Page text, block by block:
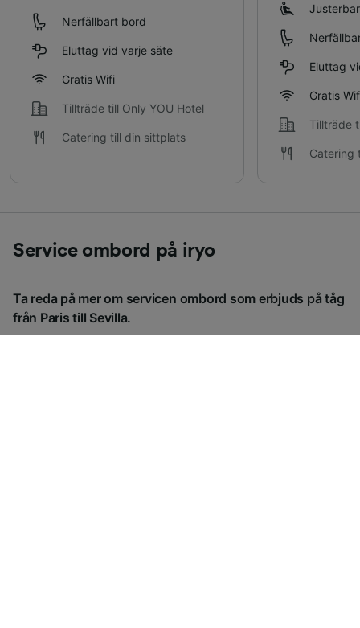
Nerfällbart bord
Eluttag vid varje säte
Gratis Wifi
Tillträde till Only YOU Hotel
Catering till din sittplats
Eluttag
Gratis
Tillträde
Catering
Service ombord på iryo
Ta reda på mer om servicen ombord som erbjuds på tåg
från Paris till Sevilla.